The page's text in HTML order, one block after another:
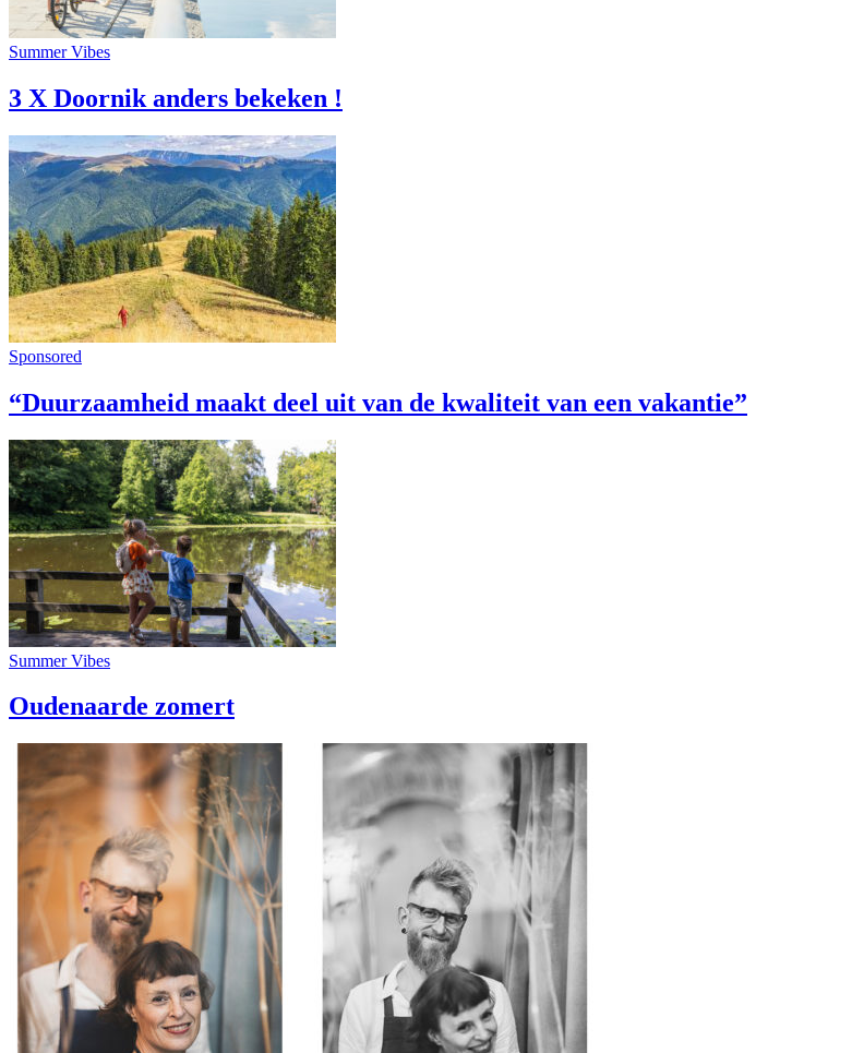
Summer Vibes
3 X Doornik anders bekeken !
Sponsored
“Duurzaamheid maakt deel uit van de kwaliteit van een vakantie”
Summer Vibes
Oudenaarde zomert